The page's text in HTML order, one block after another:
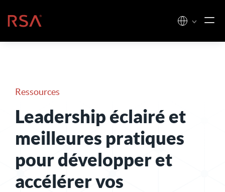
Accueil
Ressources
Leadership éclairé et
meilleures pratiques
pour développer et
accélérer vos